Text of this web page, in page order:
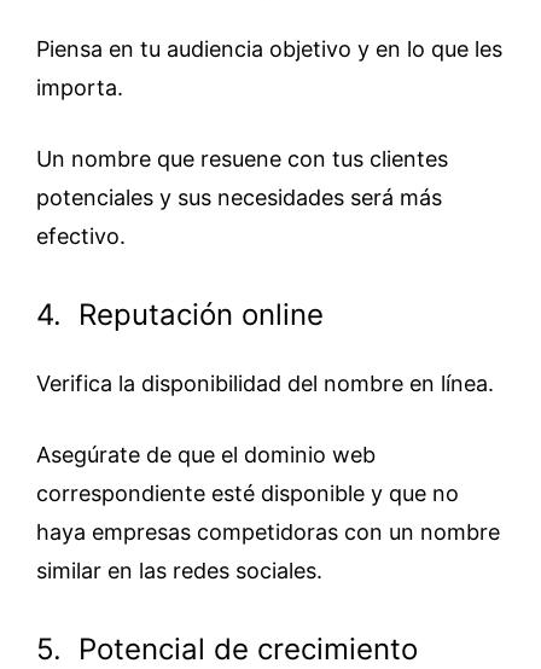
Piensa en tu audiencia objetivo y en lo que les
importa.
Un nombre que resuene con tus clientes
potenciales y sus necesidades será más
efectivo.
4. Reputación online
Verifica la disponibilidad del nombre en línea.
Asegúrate de que el dominio web
correspondiente esté disponible y que no
haya empresas competidoras con un nombre
similar en las redes sociales.
5. Potencial de crecimiento